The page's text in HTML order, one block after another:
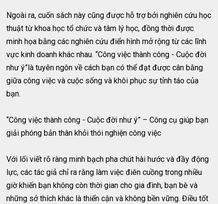
Ngoài ra, cuốn sách này cũng được hỗ trợ bởi nghiên cứu học
thuật từ khoa học tổ chức và tâm lý học, đồng thời được
minh họa bằng các nghiên cứu điển hình mở rộng từ các lĩnh
vực kinh doanh khác nhau. “Công việc thành công - Cuộc đời
như ý”là tuyên ngôn về cách bạn có thể đạt được cân bằng
giữa công việc và cuộc sống và khôi phục sự tỉnh táo của
bạn.
“Công việc thành công - Cuộc đời như ý” – Công cụ giúp bạn
giải phóng bản thân khỏi thói nghiện công việc
Với lối viết rõ ràng minh bạch pha chút hài hước và đầy động
lực, các tác giả chỉ ra rằng làm việc điên cuồng trong nhiều
giờ khiến bạn không còn thời gian cho gia đình, bạn bè và
những sở thích khác là thiển cận và không bền vững. Điều tốt